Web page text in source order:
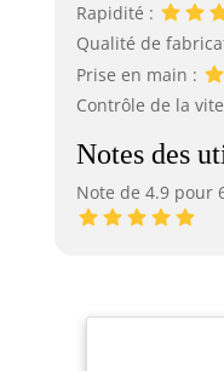
Rapidité :
Qualité de
Prise en main :
Contrôle de la
Notes des
Note de 4.9 pour